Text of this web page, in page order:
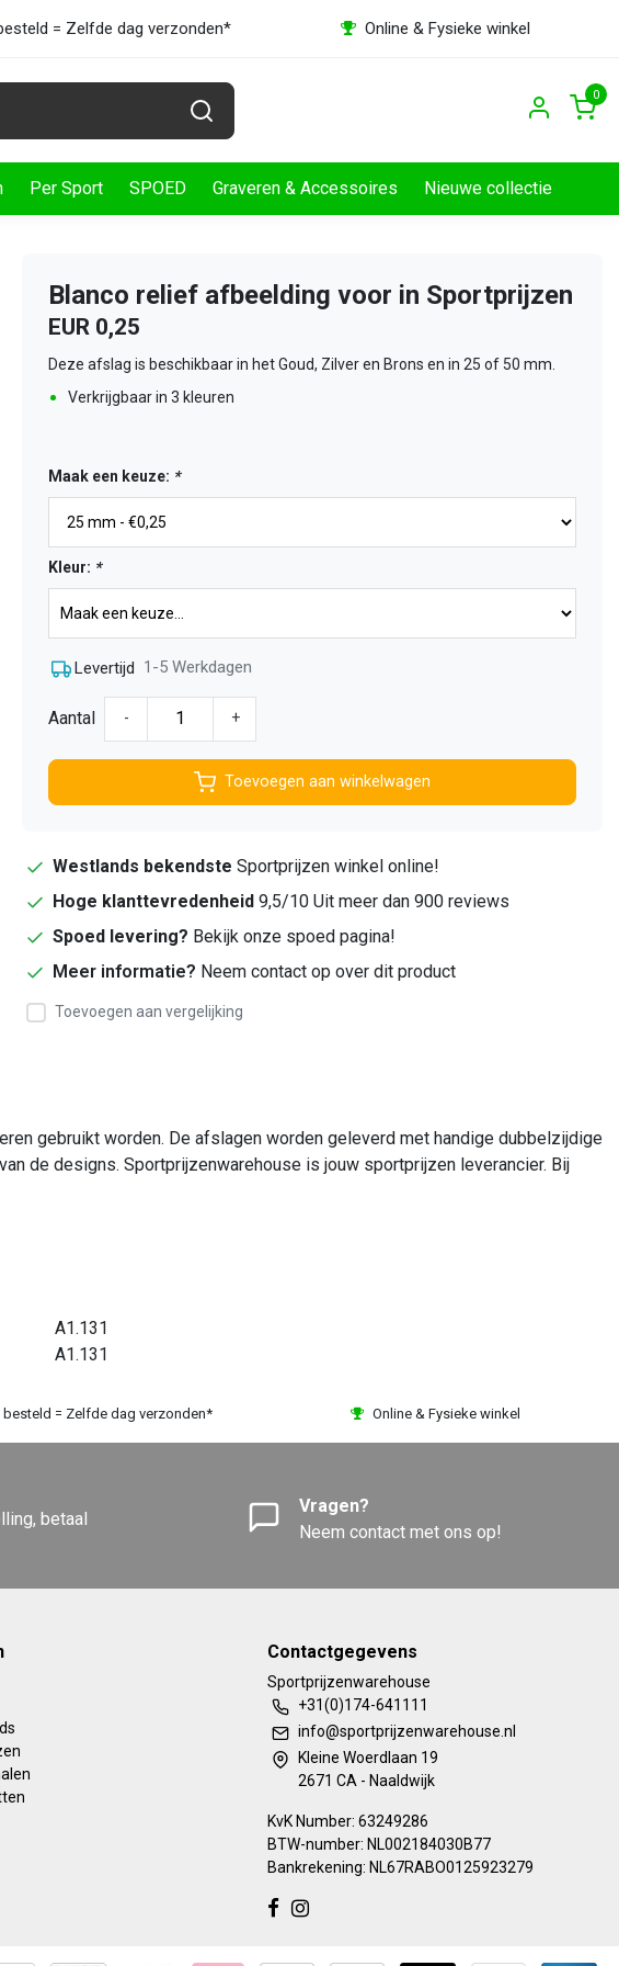
= Zelfde dag verzonden* Online & Fysieke winkel
0
Per Sport SPOED Graveren & Accessoires Nieuwe collectie
Blanco relief afbeelding voor in Sportprijzen
EUR 0,25
Deze afslag is beschikbaar in het Goud, Zilver en Brons en in 25 of 50 mm.
Verkrijgbaar in 3 kleuren
Maak een keuze: *
Kleur: *
Levertijd 1-5 Werkdagen
Aantal - +
Toevoegen aan winkelwagen
Westlands bekendste Sportprijzen winkel online!
Hoge klanttevredenheid 9,5/10 Uit meer dan 900 reviews
Spoed levering? Bekijk onze spoed pagina!
Meer informatie? Neem contact op over dit product
Toevoegen aan vergelijking
gebruikt worden. De afslagen worden geleverd met handige dubbelzijdige
de designs. Sportprijzenwarehouse is jouw sportprijzen leverancier. Bij
A1.131
A1.131
besteld = Zelfde dag verzonden* Online & Fysieke winkel
betaal
Vragen?
Neem contact met ons op!
Contactgegevens
Sportprijzenwarehouse
+31(0)174-641111
info@sportprijzenwarehouse.nl
Kleine Woerdlaan 19
2671 CA - Naaldwijk
KvK Number: 63249286
BTW-number: NL002184030B77
Bankrekening: NL67RABO0125923279